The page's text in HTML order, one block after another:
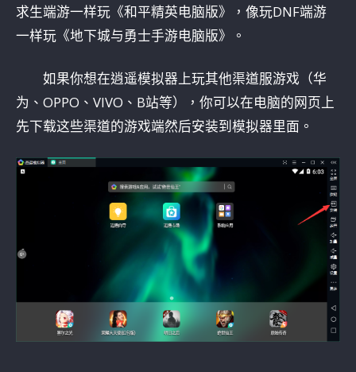
求生端游一样玩《和平精英电脑版》，像玩DNF端游
一样玩《地下城与勇士手游电脑版》。
如果你想在逍遥模拟器上玩其他渠道服游戏（华
为、OPPO、VIVO、B站等），你可以在电脑的网页上
先下载这些渠道的游戏端然后安装到模拟器里面。